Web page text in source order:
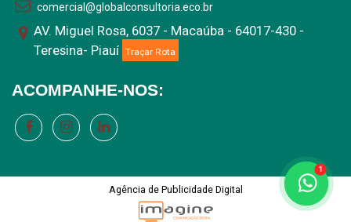
comercial@globalconsultoria.eco.br
AV. Miguel Rosa, 6037 - Macaúba - 64017-430 -
Teresina- Piauí Traçar Rota
ACOMPANHE-NOS:
Agência de Publicidade Digital
1